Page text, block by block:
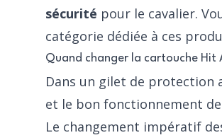
sécurité pour le cavalier.
catégorie dédiée à ces
Quand changer la cartouche
Dans un gilet de protection
et le bon fonctionnement
Le changement impératif